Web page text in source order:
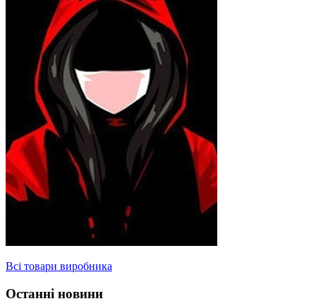
Всі товари виробника
Останні новини